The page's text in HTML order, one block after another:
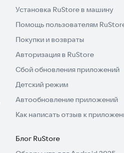
Установка RuStore в машину
Помощь пользователям
Покупки и возвраты
Авторизация в RuStore
Сбой обновления приложений
Детский режим
Автообновление приложений
Как написать отзыв к
Блог RuStore